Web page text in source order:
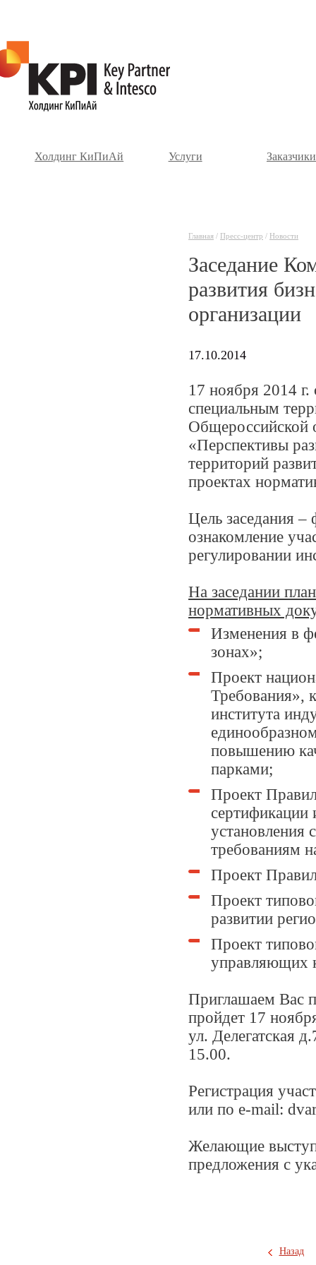
Холдинг КиПиАй Услуги Заказчики
Главная / Пресс-центр / Новости
Заседание
развития
организации
17.10.2014
17 ноября 2014 г.
специальным
Общероссийской
«Перспективы
территорий
проектах
Цель заседания
ознакомление
регулировании
На заседании
нормативных
Изменения в
зонах»;
Проект
Требования»,
института
повышению
парками;
Проект
сертификации
установления
требованиям
Проект
Проект
развитии
Проект
управляющих
Приглашаем Вас
пройдет 17
ул. Делегатская
15.00.
Регистрация
или по e-mail:
Желающие
предложения с
Назад